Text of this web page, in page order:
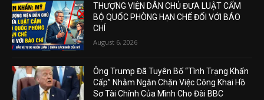
THƯỢNG VIỆN DÂN CHỦ ĐƯA LUẬT CẤM
BỘ QUỐC PHÒNG HẠN CHẾ ĐỐI VỚI BÁO
CHÍ
August 6, 2026
Ông Trump Đã Tuyên Bố “Tình Trạng Khẩn
Cấp” Nhằm Ngăn Chặn Việc Công Khai Hồ
Sơ Tài Chính Của Mình Cho Đài BBC